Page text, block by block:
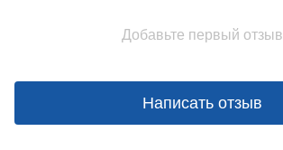
Добавьте первый отзыв
Написать отзыв